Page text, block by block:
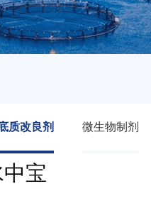
质改良剂 微生物制剂
宝